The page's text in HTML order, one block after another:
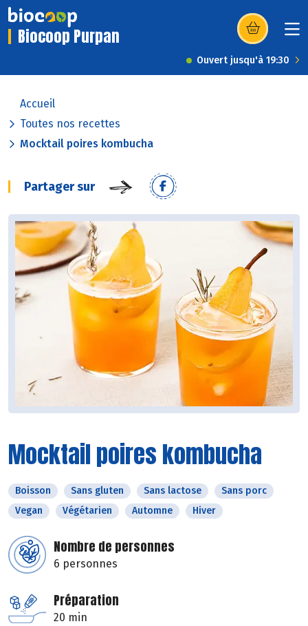
Biocoop Purpan (s’ouvre dans
Ouvert jusqu'à 19:30
Accueil
Toutes nos recettes
Mocktail poires kombucha
Partager sur
Mocktail poires kombucha
Boisson Sans gluten Sans lactose
Sans porc
Vegan
Végétarien Automne Hiver
Nombre de personnes
6 personnes
Préparation
20 min